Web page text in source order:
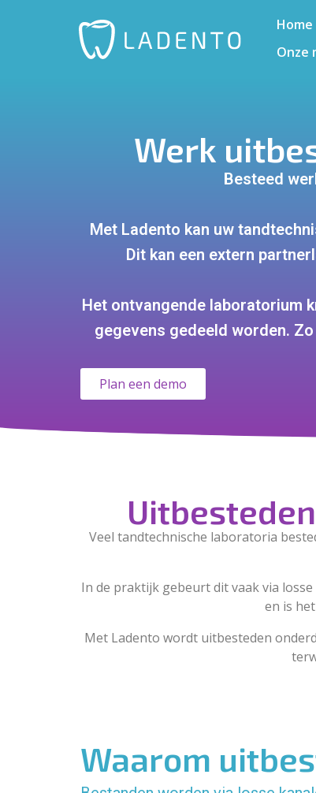
Home
Onze
Werk
Besteed
Met Ladento kan uw
Dit kan een extern
Het ontvangende laboratorium
gegevens gedeeld worden.
Plan een demo
Veel tandtechnische laboratoria
In de praktijk gebeurt dit vaak via
en is
Met Ladento wordt uitbesteden
Waarom